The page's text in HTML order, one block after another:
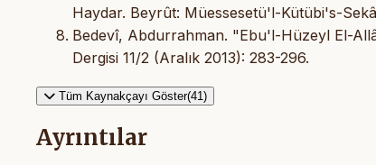
Haydar. Beyrût: Müessesetü'l-Kütübi's-
Bedevî, Abdurrahman. "Ebu'l-Hüzeyl El-
Dergisi 11/2 (Aralık 2013): 283-296.
Tüm Kaynakçayı Göster(41)
Ayrıntılar